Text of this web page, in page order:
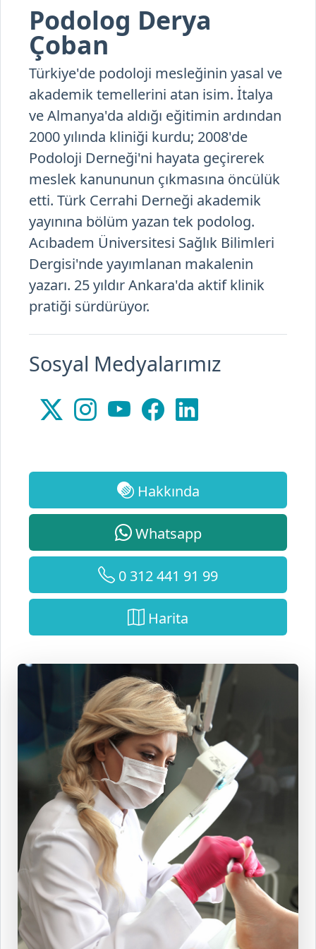
Çoban
Türkiye'de podoloji mesleğinin yasal ve
akademik temellerini atan isim. İtalya
ve Almanya'da aldığı eğitimin ardından
2000 yılında kliniği kurdu; 2008'de
Podoloji Derneği'ni hayata geçirerek
meslek kanununun çıkmasına öncülük
etti. Türk Cerrahi Derneği akademik
yayınına bölüm yazan tek podolog.
Acıbadem Üniversitesi Sağlık Bilimleri
Dergisi'nde yayımlanan makalenin
yazarı. 25 yıldır Ankara'da aktif klinik
pratiği sürdürüyor.
Sosyal Medyalarımız
Whatsapp
0 312 441 91 99
Harita